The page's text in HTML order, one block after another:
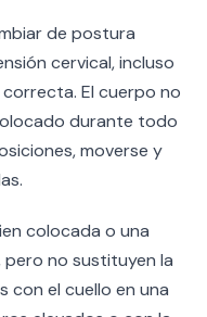
de postura
cervical, incluso
El cuerpo no
durante todo
moverse y
colocada o una
no sustituyen la
con el cuello en una